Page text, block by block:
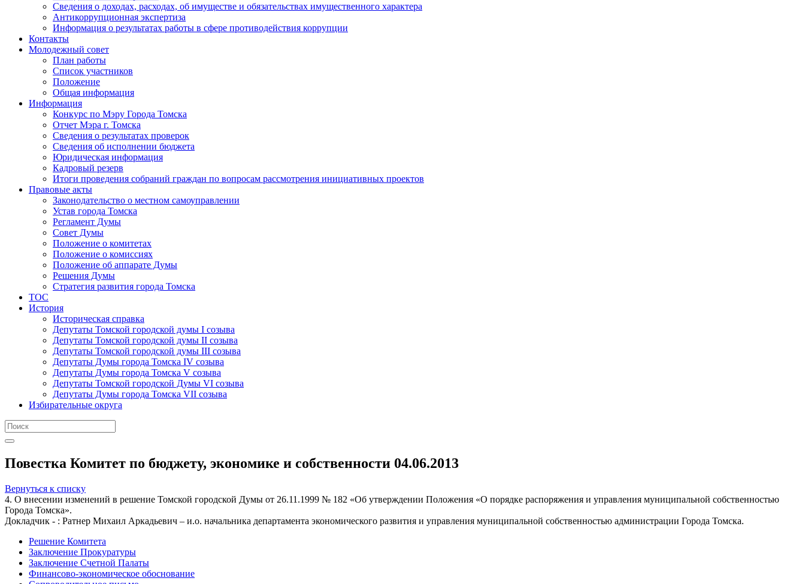
Сведения о доходах, расходах, об имуществе и обязательствах имущественного характера
Антикоррупционная экспертиза
Информация о результатах работы в сфере противодействия коррупции
Контакты
Молодежный совет
План работы
Список участников
Положение
Общая информация
Информация
Конкурс по Мэру Города Томска
Отчет Мэра г. Томска
Сведения о результатах проверок
Сведения об исполнении бюджета
Юридическая информация
Кадровый резерв
Итоги проведения собраний граждан по вопросам рассмотрения инициативных проектов
Правовые акты
Законодательство о местном самоуправлении
Устав города Томска
Регламент Думы
Совет Думы
Положение о комитетах
Положение о комиссиях
Положение об аппарате Думы
Решения Думы
Стратегия развития города Томска
ТОС
История
Историческая справка
Депутаты Томской городской думы I созыва
Депутаты Томской городской думы II созыва
Депутаты Томской городской думы III созыва
Депутаты Думы города Томска IV созыва
Депутаты Думы города Томска V созыва
Депутаты Томской городской Думы VI созыва
Депутаты Думы города Томска VII созыва
Избирательные округа
Повестка Комитет по бюджету, экономике и собственности 04.06.2013
Вернуться к списку
4. О внесении изменений в решение Томской городской Думы от 26.11.1999 № 182 «Об утверждении Положения «О порядке распоряжения и управления муниципальной собственностью
Города Томска».
Докладчик - : Ратнер Михаил Аркадьевич – и.о. начальника департамента экономического развития и управления муниципальной собственностью администрации Города Томска.
Решение Комитета
Заключение Прокуратуры
Заключение Счетной Палаты
Финансово-экономическое обоснование